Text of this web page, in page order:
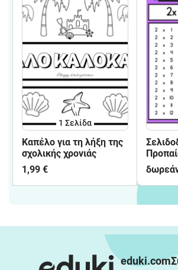
1 Σελίδα
Καπέλο για τη λήξη της
σχολικής χρονιάς
1,99 €
eduki.com